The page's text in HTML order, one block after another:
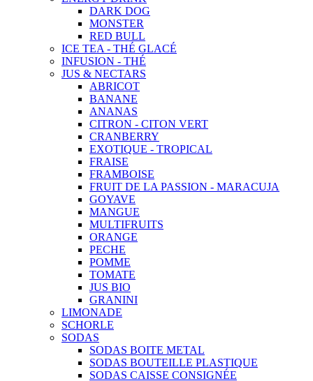
DARK DOG
MONSTER
RED BULL
ICE TEA - THÉ GLACÉ
INFUSION - THÉ
JUS & NECTARS
ABRICOT
BANANE
ANANAS
CITRON - CITON VERT
CRANBERRY
EXOTIQUE - TROPICAL
FRAISE
FRAMBOISE
FRUIT DE LA PASSION - MARACUJA
GOYAVE
MANGUE
MULTIFRUITS
ORANGE
PECHE
POMME
TOMATE
JUS BIO
GRANINI
LIMONADE
SCHORLE
SODAS
SODAS BOITE METAL
SODAS BOUTEILLE PLASTIQUE
SODAS CAISSE CONSIGNÉE